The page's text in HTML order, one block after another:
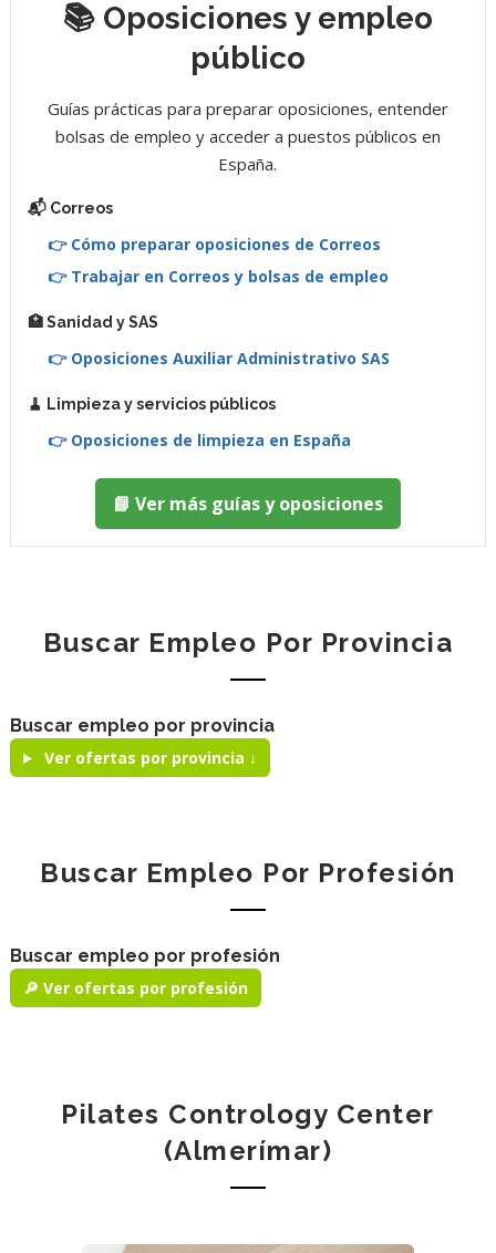
📚 Oposiciones y empleo
público
Guías prácticas para preparar oposiciones, entender
bolsas de empleo y acceder a puestos públicos en
España.
📬 Correos
👉 Cómo preparar oposiciones de Correos
👉 Trabajar en Correos y bolsas de empleo
🏥 Sanidad y SAS
👉 Oposiciones Auxiliar Administrativo SAS
🧹 Limpieza y servicios públicos
👉 Oposiciones de limpieza en España
📘 Ver más guías y oposiciones
Buscar Empleo Por Provincia
Buscar empleo por provincia
Ver ofertas por provincia ↓
Buscar Empleo Por Profesión
Buscar empleo por profesión
🔎 Ver ofertas por profesión
Pilates Contrology Center
(Almerímar)